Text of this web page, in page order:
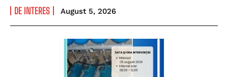
DE INTERES August 5, 2026